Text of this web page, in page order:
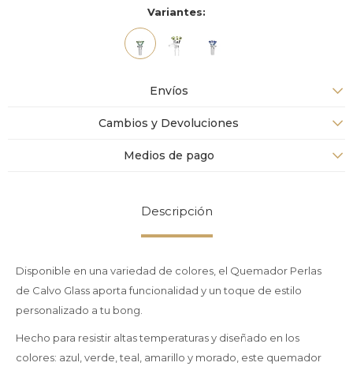
Variantes:
Envíos
Cambios y Devoluciones
Medios de pago
Descripción
Disponible en una variedad de colores, el Quemador Perlas
de Calvo Glass aporta funcionalidad y un toque de estilo
personalizado a tu bong.
Hecho para resistir altas temperaturas y diseñado en los
colores: azul, verde, teal, amarillo y morado, este quemador